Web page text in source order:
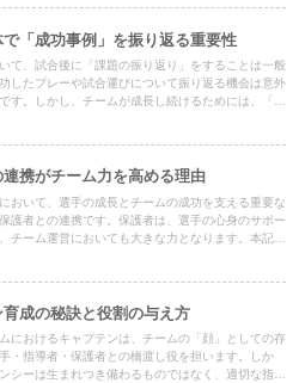
「成功事例」を振り返る重要性
て、試合後に「課題の振り返り」をすることは一般
したプレーや試合運びについて振り返る機会は意外
す。しかし、チームが成長し続けるためには、「成
携がチーム力を高める理由
おいて、選手の成長とチームの成功を支える重要な
護者との連携です。保護者は、選手の心身のサポー
チーム運営においても大きな力となります。本記事
育成の秘訣と役割の与え方
におけるキャプテンは、チームの「顔」としての存
・指導者・保護者との橋渡し役を担います。しか
ンシーは生まれつき備わるものではなく、適切な指導